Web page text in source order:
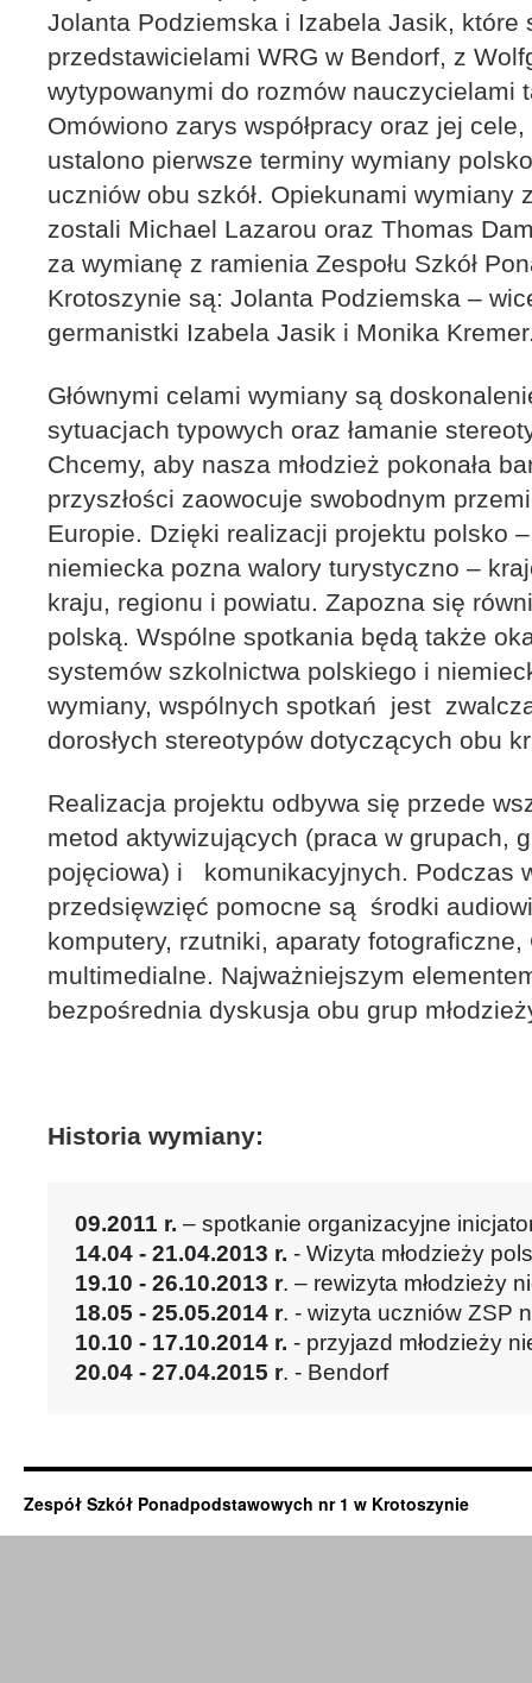
Jolanta Podziemska i Izabela Jasik, które
przedstawicielami WRG w Bendorf, z
wytypowanymi do rozmów nauczycielami
Omówiono zarys współpracy oraz jej
ustalono pierwsze terminy wymiany
uczniów obu szkół. Opiekunami wymiany
zostali Michael Lazarou oraz Thomas
za wymianę z ramienia Zespołu Szkół
Krotoszynie są: Jolanta Podziemska –
germanistki Izabela Jasik i Monika
Głównymi celami wymiany są
sytuacjach typowych oraz łamanie
Chcemy, aby nasza młodzież pokonała
przyszłości zaowocuje swobodnym
Europie. Dzięki realizacji projektu polsko
niemiecka pozna walory turystyczno –
kraju, regionu i powiatu. Zapozna się
polską. Wspólne spotkania będą także
systemów szkolnictwa polskiego i
wymiany, wspólnych spotkań jest
dorosłych stereotypów dotyczących obu
Realizacja projektu odbywa się przede
metod aktywizujących (praca w grupach,
pojęciowa) i komunikacyjnych. Podczas
przedsięwzięć pomocne są środki
komputery, rzutniki, aparaty
multimedialne. Najważniejszym
bezpośrednia dyskusja obu grup
Historia wymiany:
09.2011 r. – spotkanie organizacyjne
14.04 - 21.04.2013 r. - Wizyta młodzieży
19.10 - 26.10.2013 r. – rewizyta młodzieży
18.05 - 25.05.2014 r. - wizyta uczniów ZSP
10.10 - 17.10.2014 r. - przyjazd młodzieży
20.04 - 27.04.2015 r. - Bendorf
Zespół Szkół Ponadpodstawowych nr 1 w Krotoszynie